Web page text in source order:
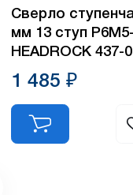
Сверло
мм 13 ступ
HEADROCK 437-
1 485 ₽